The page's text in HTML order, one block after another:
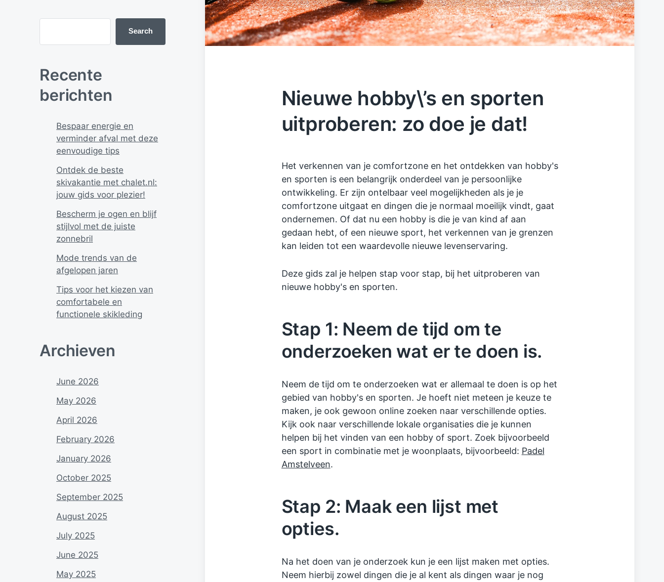
Search
Recente
berichten
Bespaar energie en
verminder afval met deze
eenvoudige tips
Ontdek de beste
skivakantie met chalet.nl:
jouw gids voor plezier!
Bescherm je ogen en blijf
stijlvol met de juiste
zonnebril
Mode trends van de
afgelopen jaren
Tips voor het kiezen van
comfortabele en
functionele skikleding
Archieven
June 2026
May 2026
April 2026
February 2026
January 2026
October 2025
September 2025
August 2025
July 2025
June 2025
May 2025
Nieuwe hobby\’s en sporten
uitproberen: zo doe je dat!
Het verkennen van je comfortzone en het ontdekken van hobby's
en sporten is een belangrijk onderdeel van je persoonlijke
ontwikkeling. Er zijn ontelbaar veel mogelijkheden als je je
comfortzone uitgaat en dingen die je normaal moeilijk vindt, gaat
ondernemen. Of dat nu een hobby is die je van kind af aan
gedaan hebt, of een nieuwe sport, het verkennen van je grenzen
kan leiden tot een waardevolle nieuwe levenservaring.
Deze gids zal je helpen stap voor stap, bij het uitproberen van
nieuwe hobby's en sporten.
Stap 1: Neem de tijd om te
onderzoeken wat er te doen is.
Neem de tijd om te onderzoeken wat er allemaal te doen is op het
gebied van hobby's en sporten. Je hoeft niet meteen je keuze te
maken, je ook gewoon online zoeken naar verschillende opties.
Kijk ook naar verschillende lokale organisaties die je kunnen
helpen bij het vinden van een hobby of sport. Zoek bijvoorbeeld
een sport in combinatie met je woonplaats, bijvoorbeeld: Padel
Amstelveen.
Stap 2: Maak een lijst met
opties.
Na het doen van je onderzoek kun je een lijst maken met opties.
Neem hierbij zowel dingen die je al kent als dingen waar je nog